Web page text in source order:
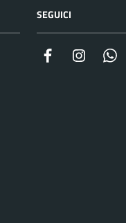
SEGUICI
Facebook Instagram